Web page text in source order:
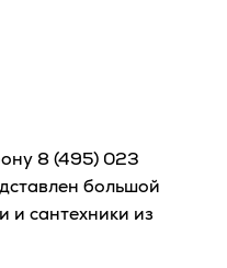
8 (495) 023
большой
и сантехники из